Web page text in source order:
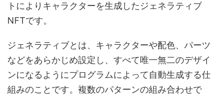
トによりキャラクターを生成したジェネラティブ
NFTです。
ジェネラティブとは、キャラクターや配色、パーツ
などをあらかじめ設定し、すべて唯一無二のデザイ
ンになるようにプログラムによって自動生成する仕
組みのことです。複数のパターンの組み合わせで